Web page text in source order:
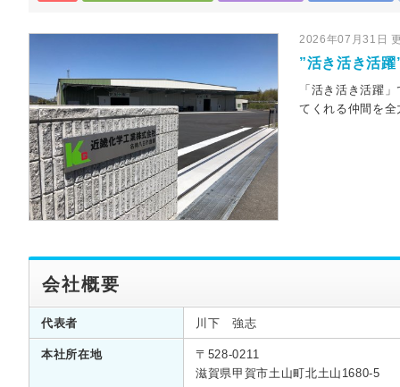
2026年07月31日
”活き活き活
「活き活き活躍
てくれる仲間を
会社概要
代表者 川下 強志
本社所在地
〒528-0211
滋賀県甲賀市土山町北土山1680-5